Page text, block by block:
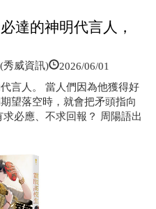
達的神明代言人，
威資訊) 2026/06/01
言人。 當人們因為他獲得好
望落空時，就會把矛頭指向
必應、不求回報？ 周陽語出